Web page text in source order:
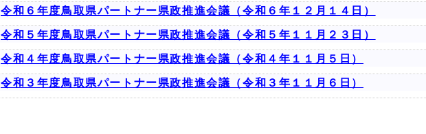
令和６年度鳥取県パートナー県政推進会議（令和６年１２月１４日）
令和５年度鳥取県パートナー県政推進会議（令和５年１１月２３日）
令和４年度鳥取県パートナー県政推進会議（令和４年１１月５日）
令和３年度鳥取県パートナー県政推進会議（令和３年１１月６日）